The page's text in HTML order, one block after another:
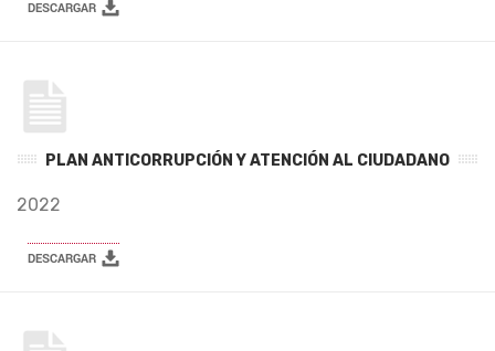
PLAN ANTICORRUPCIÓN Y ATENCIÓN AL CIUDADANO
2022